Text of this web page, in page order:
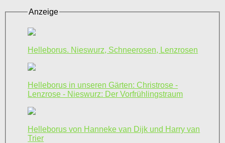
Anzeige
Helleborus. Nieswurz, Schneerosen, Lenzrosen
Helleborus in unseren Gärten: Christrose -
Lenzrose - Nieswurz: Der Vorfrühlingstraum
Helleborus von Hanneke van Dijk und Harry van
Trier